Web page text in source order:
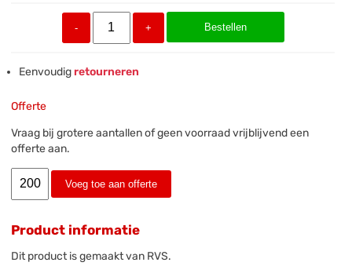
- + Bestellen
Eenvoudigretourneren
Offerte
Vraag bij grotere aantallen of geen voorraad vrijblijvend een
offerte aan.
Voeg toe aan offerte
Product informatie
Dit product is gemaakt van RVS.